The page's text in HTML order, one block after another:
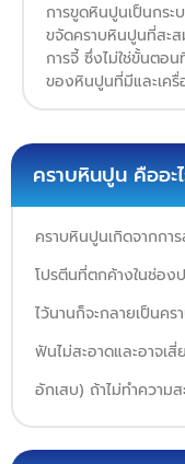
การขูดหินปูนเป็นกระ
ขจัดคราบหินปูนที่สะ
การจี้ ซึ่งไม่ใช่ขั้นตอ
ของหินปูนที่มีและเค
คราบหินปูน คืออะ
คราบหินปูนเกิดจากกา
โปรตีนที่ตกค้างในช่อ
ไว้นานก็จะกลายเป็นค
ฟันไม่สะอาดและอาจเ
อักเสบ) ถ้าไม่ทำความ